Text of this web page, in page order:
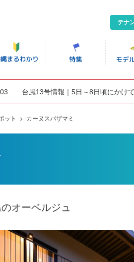
テナ
台風13号情報｜5日～8日頃にかけ
ット カーヌスバザマミ
オーベルジュ